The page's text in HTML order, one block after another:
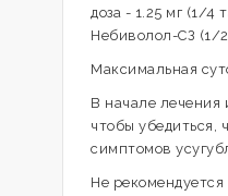
доза - 1.25 мг (1/4
Небиволол-СЗ (1/2
Максимальная
В начале лечения
чтобы убедиться,
симптомов
Не